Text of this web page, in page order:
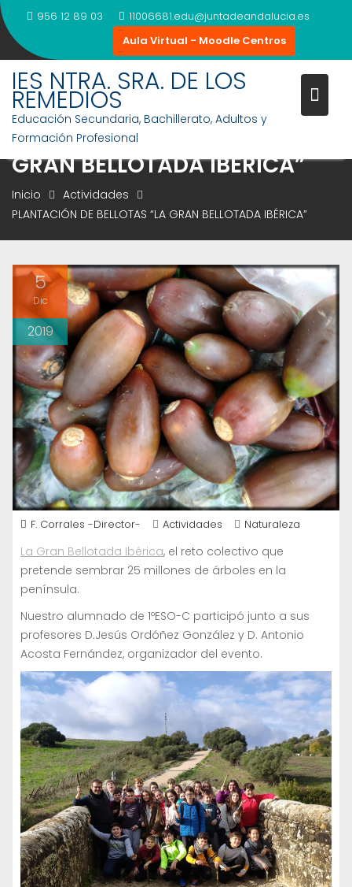
Saltar
al
contenido
956 12 89 03
11006681.edu@juntadeandalucia.es
Aula Virtual - Moodle Centros
IES NTRA. SRA. DE LOS
REMEDIOS
Educación Secundaria, Bachillerato, Adultos y
Formación Profesional
PLANTACIÓN DE BELLOTAS “LA
GRAN BELLOTADA IBÉRICA”
Inicio
Actividades
PLANTACIÓN DE BELLOTAS “LA GRAN BELLOTADA IBÉRICA”
5
Dic
2019
F. Corrales -Director- Actividades Naturaleza
La Gran Bellotada Ibérica, el reto colectivo que
pretende sembrar 25 millones de árboles en la
península.
Nuestro alumnado de 1ºESO-C participó junto a sus
profesores D.Jesús Ordóñez González y D. Antonio
Acosta Fernández, organizador del evento.